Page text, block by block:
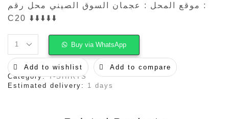
موقع المحل : عجمان السوق الصيني محل رقم :
C20 ⬇️⬇️⬇️⬇️⬇️
AMIRI
quantity
Buy via WhatsApp
Add to wishlist
Add to compare
Category:T-SHIRTS
Estimated delivery: 1 days